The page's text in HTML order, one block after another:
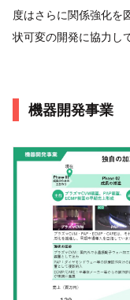
度はさらに関係強化を
状可変の開発に協力し
機器開発事業